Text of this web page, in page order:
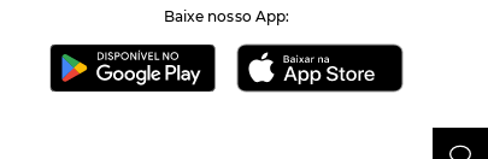
Baixe nosso App: